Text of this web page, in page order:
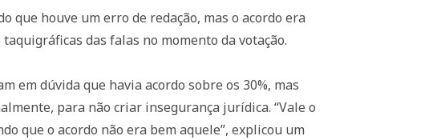
houve um erro de redação, mas o acordo era
das falas no momento da votação.
em dúvida que havia acordo sobre os 30%, mas
para não criar insegurança jurídica. “Vale o
que o acordo não era bem aquele”, explicou um